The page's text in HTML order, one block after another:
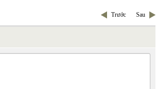
Trước Sau